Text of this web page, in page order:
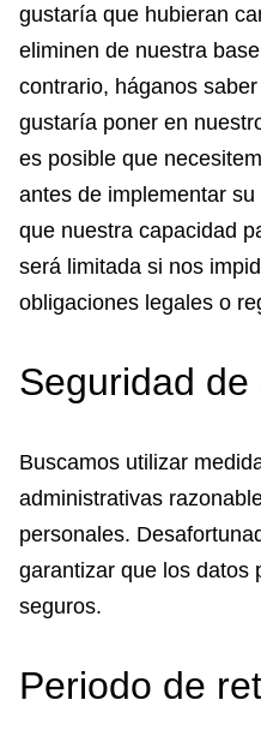
gustaría que hubieran
eliminen de nuestra
contrario, háganos
gustaría poner en
es posible que
antes de implementar
que nuestra capacidad
será limitada si nos
obligaciones legales o
Seguridad de
Buscamos utilizar
administrativas
personales.
garantizar que los datos
seguros.
Periodo de